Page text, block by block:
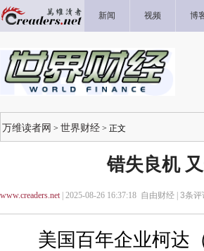
新闻 视频 博
万维读者网 > 世界财经 > 正文
错失良机
www.creaders.net| 2025-08-26 16:37:18 自由财经 | 3条评
美国百年企业柯达（